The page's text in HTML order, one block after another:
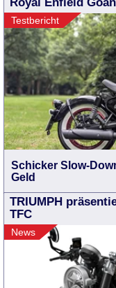
Royal Enfield
Testbericht
Schicker Slow-
Geld
TRIUMPH
TFC
News